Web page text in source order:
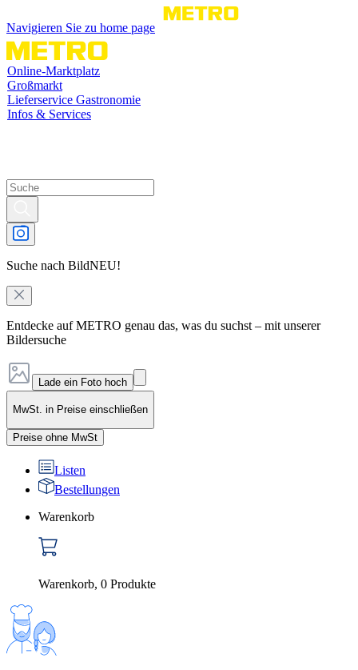
Navigieren Sie zu home page
Online-Marktplatz
Großmarkt
Lieferservice Gastronomie
Infos & Services
Suche nach BildNEU!
Entdecke auf METRO genau das, was du suchst – mit unserer
Bildersuche
Lade ein Foto hoch
MwSt. in Preise einschließen
Preise ohne MwSt
Listen
Bestellungen
Warenkorb
Warenkorb, 0 Produkte